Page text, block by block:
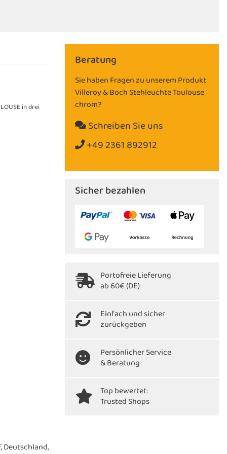
in drei
Deutschland,
Beratung
Sie haben Fragen zu unserem Produkt
Villeroy & Boch Stehleuchte Toulouse
chrom?
Schreiben Sie uns
+49 2361 892912
Sicher bezahlen
Portofreie Lieferung
ab 60€ (DE)
Einfach und sicher
zurückgeben
Persönlicher Service
& Beratung
Top bewertet:
Trusted Shops